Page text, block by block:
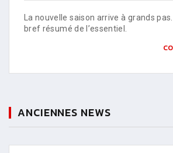
La nouvelle saison arrive à grands
bref résumé de l’essentiel.
ANCIENNES NEWS